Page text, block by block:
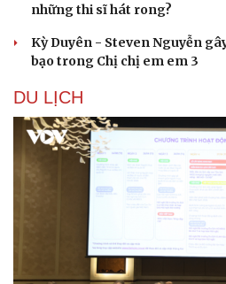
những thi sĩ hát rong?
Kỳ Duyên - Steven Nguyễn
bạo trong Chị chị em em 3
DU LỊCH